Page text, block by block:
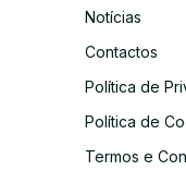
Notícias
Contactos
Política de
Política de
Termos e